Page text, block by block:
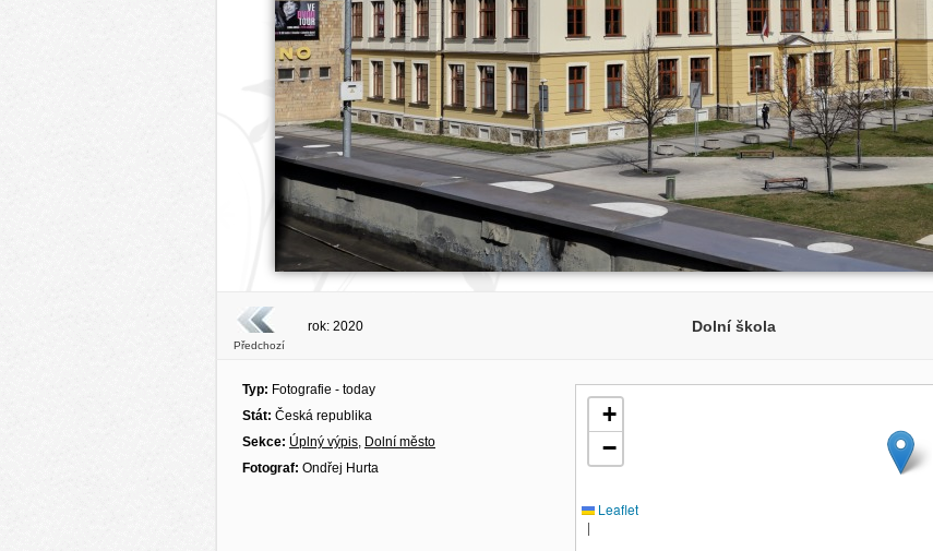
Předchozí
rok: 2020 Dolní škola
Typ: Fotografie - today
Stát: Česká republika
Sekce: Úplný výpis, Dolní město
Fotograf: Ondřej Hurta
+
−
Leaflet
|